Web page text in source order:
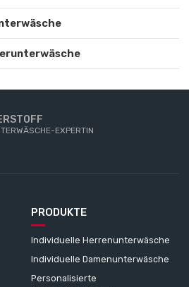
EXPERTIN
PRODUKTE
Individuelle Herrenunterwäsche
Individuelle Damenunterwäsche
Personalisierte